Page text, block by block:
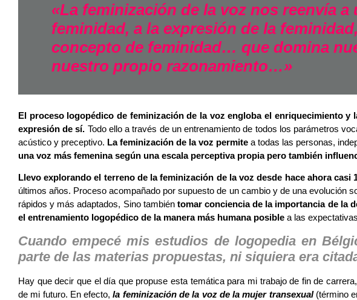
«La feminización de la voz nos reenvía
feminidad, a la expresión de la
concepto de feminidad… que domina
nuestro propio razonamiento…»
El proceso logopédico de feminización de la voz engloba el enriquecimiento
expresión de sí. Todo ello a través de un entrenamiento de todos los parámetros
acústico y preceptivo. La feminización de la voz permite a todas las personas,
una voz más femenina según una escala perceptiva propia pero también
Llevo explorando el terreno de la feminización de la voz desde hace ahora casi
últimos años. Proceso acompañado por supuesto de un cambio y de una evolución
rápidos y más adaptados, Sino también tomar conciencia de la importancia de la
el entrenamiento logopédico de la manera más humana posible a las
Cuando empecé mis estudios de logopedia en
parte de las materias propuestas, ni siquiera era
Hay que decir que el día que propuse esta temática para mi trabajo de fin de
de mi futuro. En efecto, la feminización de la voz de la mujer transexual (término